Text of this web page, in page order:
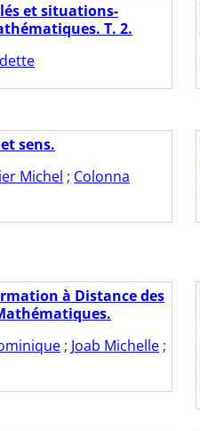
et situations-
T. 2.
sens.
Michel ; Colonna
à Distance des
; Joab Michelle ;